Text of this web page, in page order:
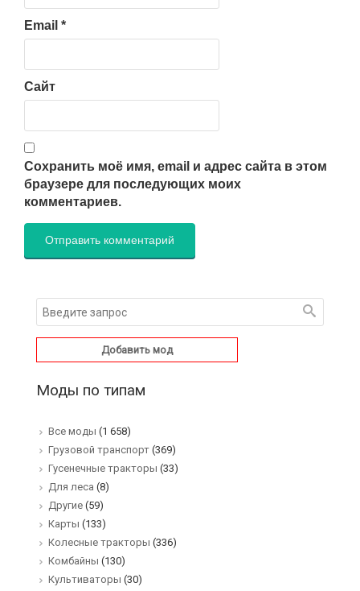
Email *
Сайт
Сохранить моё имя, email и адрес сайта в этом
браузере для последующих моих
комментариев.
Добавить мод
Моды по типам
Все моды (1 658)
Грузовой транспорт (369)
Гусенечные тракторы (33)
Для леса (8)
Другие (59)
Карты (133)
Колесные тракторы (336)
Комбайны (130)
Культиваторы (30)